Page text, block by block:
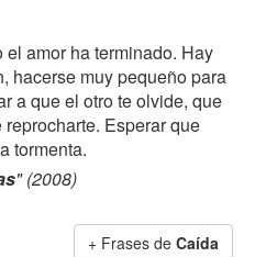
amor ha terminado. Hay
hacerse muy pequeño para
a que el otro te olvide, que
Esperar que
tormenta.
" (2008)
+ Frases de Caída